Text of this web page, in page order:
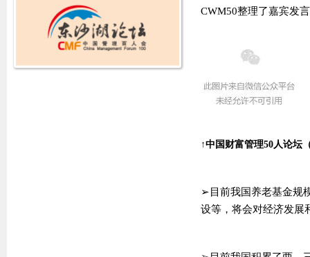
CWM50整理了嘉宾发
↑中国财富管理50人论坛
➢目前我国养老基金规
设等，将会对经济发展